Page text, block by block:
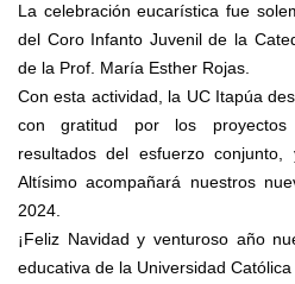
La celebración eucarística fue
del Coro Infanto Juvenil de la
de la Prof. María Esther Rojas.
Con esta actividad, la UC Itapúa
con gratitud por los proyectos
resultados del esfuerzo
Altísimo acompañará nuestros
2024.
¡Feliz Navidad y venturoso año
educativa de la Universidad